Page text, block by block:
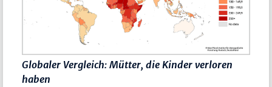
Globaler Vergleich: Mütter, die Kinder verloren
haben